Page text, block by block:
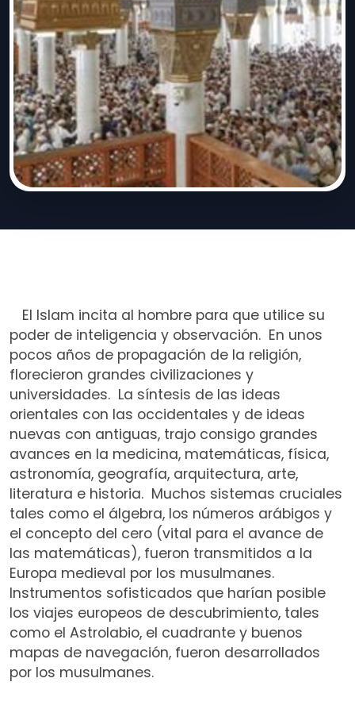
El Islam incita al hombre para que utilice su
poder de inteligencia y observación. En unos
pocos años de propagación de la religión,
florecieron grandes civilizaciones y
universidades. La síntesis de las ideas
orientales con las occidentales y de ideas
nuevas con antiguas, trajo consigo grandes
avances en la medicina, matemáticas, física,
astronomía, geografía, arquitectura, arte,
literatura e historia. Muchos sistemas cruciales
tales como el álgebra, los números arábigos y
el concepto del cero (vital para el avance de
las matemáticas), fueron transmitidos a la
Europa medieval por los musulmanes.
Instrumentos sofisticados que harían posible
los viajes europeos de descubrimiento, tales
como el Astrolabio, el cuadrante y buenos
mapas de navegación, fueron desarrollados
por los musulmanes.